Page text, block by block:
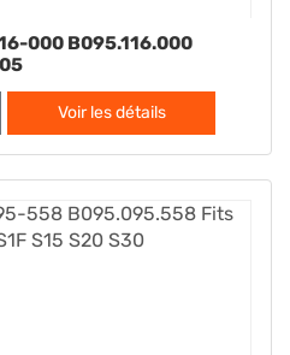
000 B095.116.000
Voir les détails